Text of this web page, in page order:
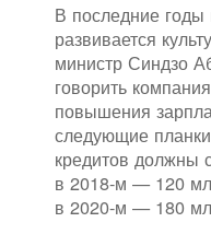
В последние
развивается
министр Синдзо
говорить
повышения
следующие
кредитов должны
в 2018-м — 120
в 2020-м — 180